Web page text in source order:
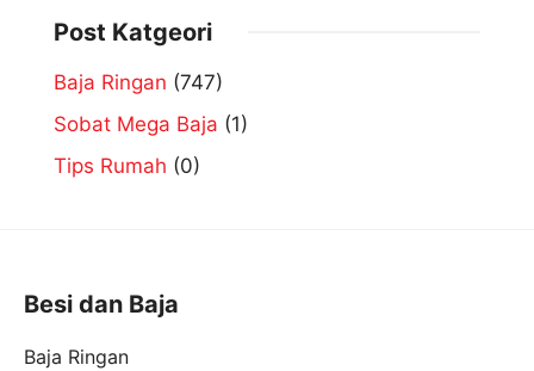
Post Katgeori
Baja Ringan (747)
Sobat Mega Baja (1)
Tips Rumah (0)
Besi dan Baja
Baja Ringan